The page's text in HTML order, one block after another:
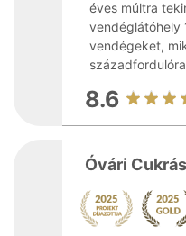
éves múltra
vendéglátóhely
vendégeket,
8.6
Óvári